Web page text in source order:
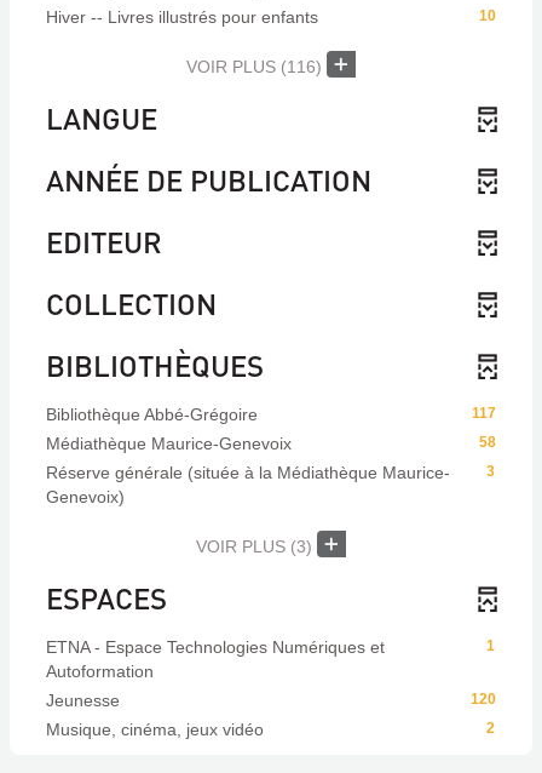
10
Hiver -- Livres illustrés pour enfants
VOIR PLUS (116)
LANGUE
ANNÉE DE PUBLICATION
EDITEUR
COLLECTION
BIBLIOTHÈQUES
117
Bibliothèque Abbé-Grégoire
58
Médiathèque Maurice-Genevoix
3
Réserve générale (située à la Médiathèque Maurice-
Genevoix)
VOIR PLUS (3)
ESPACES
1
ETNA - Espace Technologies Numériques et
Autoformation
120
Jeunesse
2
Musique, cinéma, jeux vidéo